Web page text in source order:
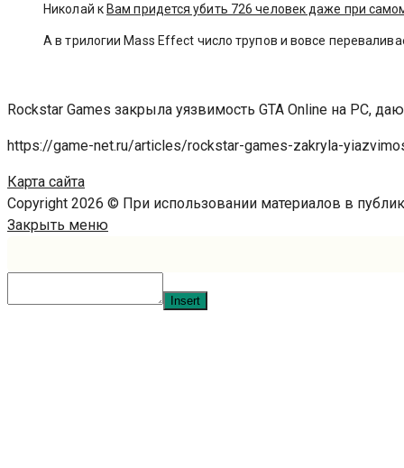
Николай к Вам придется убить 726 человек даже при
А в трилогии Mass Effect число трупов и вовсе
Rockstar Games закрыла уязвимость GTA Online на PC,
https://game-net.ru/articles/rockstar-games-zakryla-
Карта сайта
Copyright 2026 © При использовании материалов в
Закрыть меню
Insert